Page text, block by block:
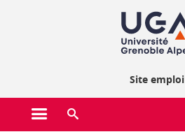
Site emploi
Ouvrir le menu principal